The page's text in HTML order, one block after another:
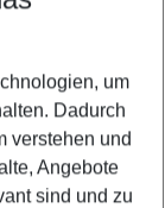
um
Dadurch
verstehen und
Angebote
sind und zu